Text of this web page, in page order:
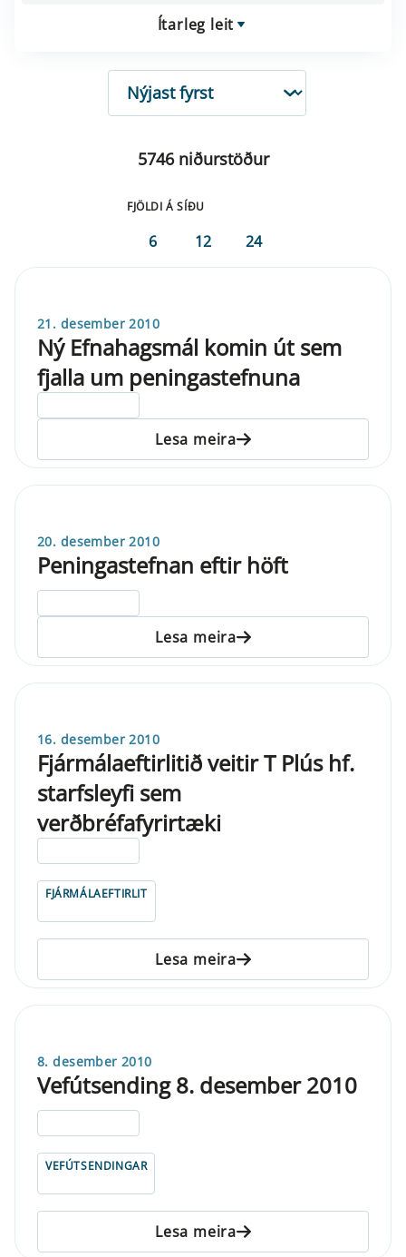
Ítarleg leit
RÖÐUN
5746 niðurstöður
FJÖLDI Á SÍÐU
6 12 24
21. desember 2010
Ný Efnahagsmál komin út sem
fjalla um peningastefnuna
Lesa meira
20. desember 2010
Peningastefnan eftir höft
Lesa meira
16. desember 2010
Fjármálaeftirlitið veitir T Plús hf.
starfsleyfi sem
verðbréfafyrirtæki
FJÁRMÁLAEFTIRLIT
Lesa meira
8. desember 2010
Vefútsending 8. desember 2010
VEFÚTSENDINGAR
Lesa meira